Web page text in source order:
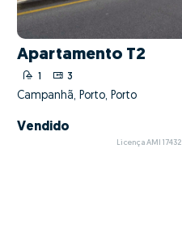
Apartamento T2
1 3
Campanhã, Porto, Porto
Vendido
Licença AMI 17432